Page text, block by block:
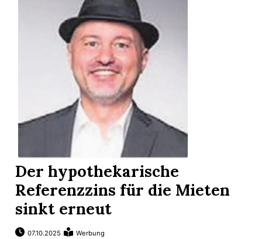
Der hypothekarische
Referenzzins für die Mieten
sinkt erneut
07.10.2025 Werbung